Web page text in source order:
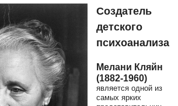
Создатель
детского
психоанализа
Мелани Кляйн
(1882-1960)
является одной из
самых ярких